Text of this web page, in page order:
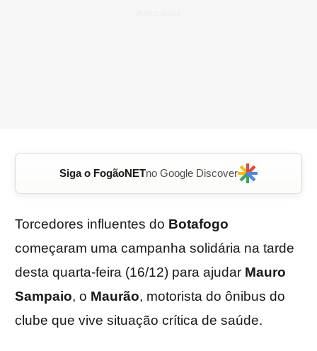
Siga o FogãoNETno Google Discover
Torcedores influentes do Botafogo
começaram uma campanha solidária na tarde
desta quarta-feira (16/12) para ajudar Mauro
Sampaio, o Maurão, motorista do ônibus do
clube que vive situação crítica de saúde.